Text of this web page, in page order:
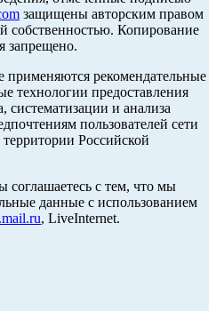
защищены авторским правом
собственностью. Копирование
запрещено.
рекомендательные
технологии предоставления
систематизации и анализа
пользователей сети
Российской
соглашаетесь с тем, что мы
данные с использованием
, LiveInternet.